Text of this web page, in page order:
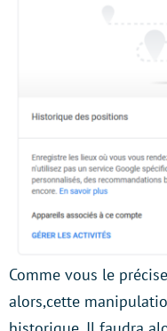
Comme vous le
alors,cette